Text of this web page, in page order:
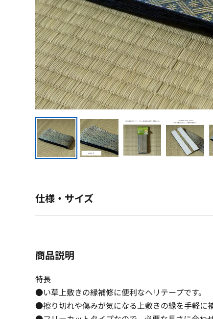
仕様・サイズ
商品説明
特長
●い草上敷きの縁補修に便利なヘリテープです。
●擦り切れや傷みが気になる上敷きの縁を手軽に